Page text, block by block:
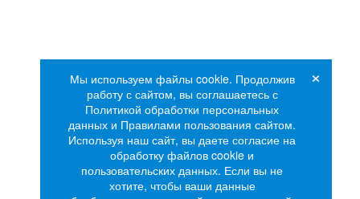
Мы используем файлы cookie. Продолжив
работу с сайтом, вы соглашаетесь с
Политикой обработки персональных
данных и Правилами пользования сайтом.
Используя наш сайт, вы даете согласие на
обработку файлов cookie и
пользовательских данных. Если вы не
хотите, чтобы ваши данные
×